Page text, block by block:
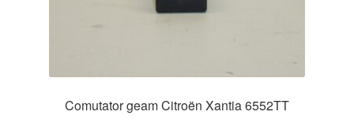
Comutator geam Citroën Xantia 6552TT